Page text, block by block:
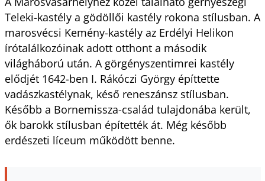
Teleki-kastély a gödöllői kastély rokona stílusban. A
marosvécsi Kemény-kastély az Erdélyi Helikon
írótalálkozóinak adott otthont a második
világháború után. A görgényszentimrei kastély
elődjét 1642-ben I. Rákóczi György építtette
vadászkastélynak, késő reneszánsz stílusban.
Később a Bornemissza-család tulajdonába került,
ők barokk stílusban építették át. Még később
erdészeti líceum működött benne.